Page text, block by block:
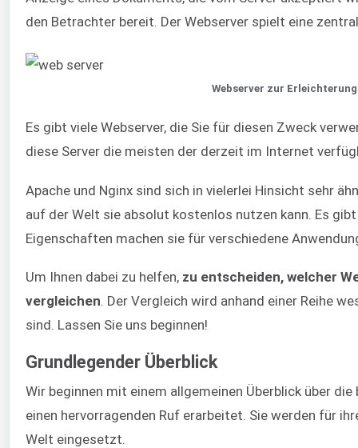
den Betrachter bereit. Der Webserver spielt eine
Webserver zur
Es gibt viele Webserver, die Sie für diesen Zweck
diese Server die meisten der derzeit im Internet
Apache und Nginx sind sich in vielerlei Hinsicht sehr
auf der Welt sie absolut kostenlos nutzen kann. Es
Eigenschaften machen sie für verschiedene
Um Ihnen dabei zu helfen, zu entscheiden, welcher
vergleichen. Der Vergleich wird anhand einer Reihe
sind. Lassen Sie uns beginnen!
Grundlegender Überblick
Wir beginnen mit einem allgemeinen Überblick über
einen hervorragenden Ruf erarbeitet. Sie werden für
Welt eingesetzt.